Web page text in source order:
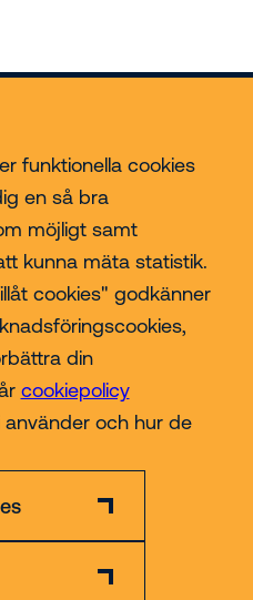
funktionella cookies
en så bra
möjligt samt
kunna mäta statistik.
cookies" godkänner
din
cookiepolicy
och hur de